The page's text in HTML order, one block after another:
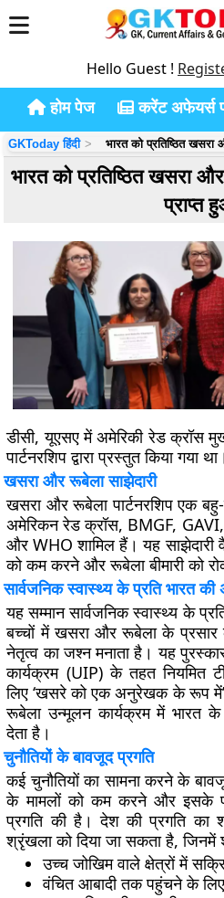
Hello Guest !
होम पेज करेंट अफेयर्स
GKToday हिंदी भारत को प्रतिष्ठित
भारत को प्रतिष्ठित खसरा
प्राप्त
डीसी, यूएसए में अमेरिकी रेड क्रॉस
पार्टनरशिप द्वारा प्रस्तुत किया गया था।
खसरा और रूबेला साझेदारी
खसरा और रूबेला पार्टनरशिप एक
अमेरिकन रेड क्रॉस, BMGF,
और WHO शामिल हैं। यह साझेदारी
को कम करने और रूबेला बीमारी को
सार्वजनिक स्वास्थ्य के प्रति भारत की
यह सम्मान सार्वजनिक स्वास्थ्य के
बच्चों में खसरा और रूबेला के
नेतृत्व का जश्न मनाता है। यह
कार्यक्रम (UIP) के तहत
लिए ‘खसरे को एक अनुरेखक के रूप
रूबेला उन्मूलन कार्यक्रम में भारत के
देता है।
चुनौतियों के बावजूद प्रगति
कई चुनौतियों का सामना करने के
के मामलों को कम करने और इसके
प्रगति की है। देश की प्रगति का
श्रृंखला को दिया जा सकता है, जिनमें
उच्च जोखिम वाले क्षेत्रों में
वंचित आबादी तक पहुंचने के लिए